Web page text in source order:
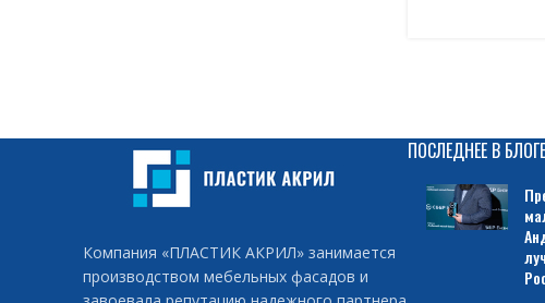
Компания «ПЛАСТИК АКРИЛ» занимается
производством мебельных фасадов и
ПОСЛЕДНЕЕ В БЛОГЕ